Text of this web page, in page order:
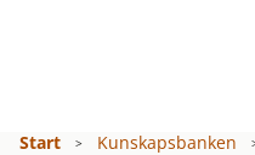
Start Kunskapsbanken